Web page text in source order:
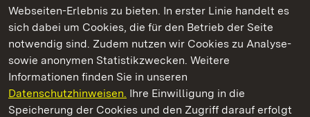
Webseiten-Erlebnis zu bieten. In erster Linie handelt es
sich dabei um Cookies, die für den Betrieb der Seite
notwendig sind. Zudem nutzen wir Cookies zu Analyse-
sowie anonymen Statistikzwecken. Weitere
Informationen finden Sie in unseren
Datenschutzhinweisen. Ihre Einwilligung in die
Speicherung der Cookies und den Zugriff darauf erfolgt
Kommen. Staunen. Genießen.
Staatliche Schlösser und Gärten Baden‑Württemberg